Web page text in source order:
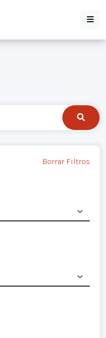
Borrar Filtros